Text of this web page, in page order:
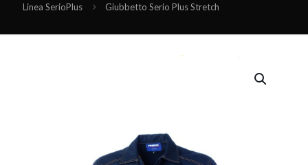
Linea SerioPlus
Giubbetto Serio Plus Stretch